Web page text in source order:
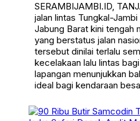
SERAMBIJAMBI.ID,
jalan lintas Tungkal-
Jabung Barat kini tengah
yang berstatus jalan
tersebut dinilai terlalu
kecelakaan lalu lintas
lapangan menunjukkan
ideal bagi kendaraan